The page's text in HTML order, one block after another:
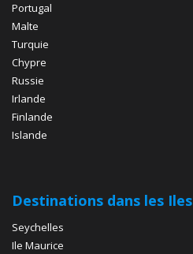
Portugal
Malte
Turquie
Chypre
Russie
Irlande
Finlande
Islande
Destinations dans les Iles
Seychelles
Ile Maurice